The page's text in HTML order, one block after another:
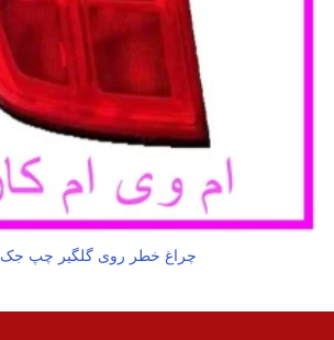
چراغ خطر روی گلگیر چپ جک J4